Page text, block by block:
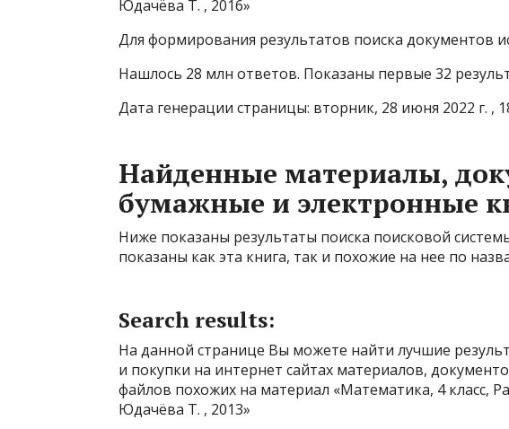
Юдачёва Т. , 2016»
Для формирования результатов поиска документов
Нашлось 28 млн ответов. Показаны первые 32
Дата генерации страницы: вторник, 28 июня 2022 г. ,
Найденные материалы,
бумажные и электронные
Ниже показаны результаты поиска поисковой
показаны как эта книга, так и похожие на нее по
Search results:
На данной странице Вы можете найти лучшие
и покупки на интернет сайтах материалов,
файлов похожих на материал «Математика, 4 класс,
Юдачёва Т. , 2013»